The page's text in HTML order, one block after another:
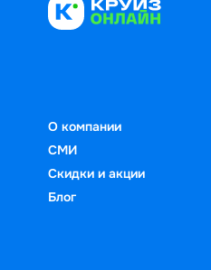
О компании
СМИ
Скидки и акции
Блог